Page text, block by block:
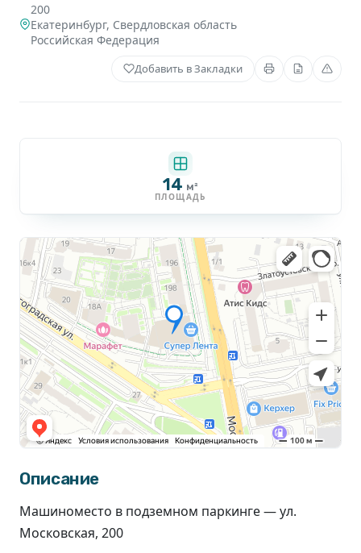
200
Екатеринбург, Свердловская область
Российская Федерация
Добавить в Закладки
14 м²
ПЛОЩАДЬ
Описание
Машиноместо в подземном паркинге — ул.
Московская, 200